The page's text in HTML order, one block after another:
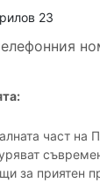
23
част на
за приятен